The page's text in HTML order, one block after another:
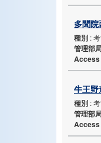
多聞
種別 :
管理部
牛王
種別 :
管理部